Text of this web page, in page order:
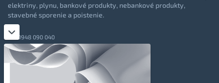
elektriny, plynu, bankové produkty, nebankové produkty,
stavebné sporenie a poistenie.
0948 090 040
+421 948 090 051
info@totalmoney.sk